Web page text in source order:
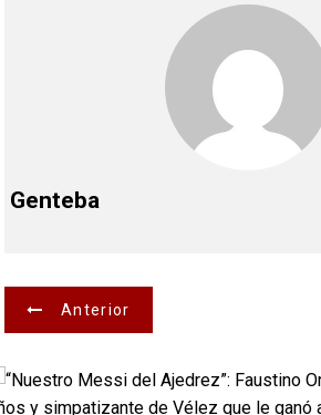
Genteba
N
a
v
Anterior